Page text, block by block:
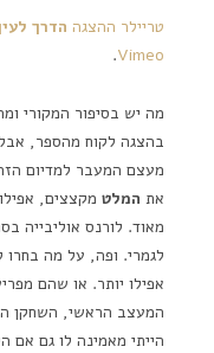
טריילר ההצגה הדרך
Vimeo
.
מה יש בסיפור המקורי
בהצגה לקוח מהספר,
מעצם המעבר למדיום
את המלט מקצצים,
מאוד. לורנס אוליבייה
לגמרי. ופה, על מה בחרו
אפילו יותר. או שהם
המעצב הראשי, השחקן
הייתי מאמינה לו גם